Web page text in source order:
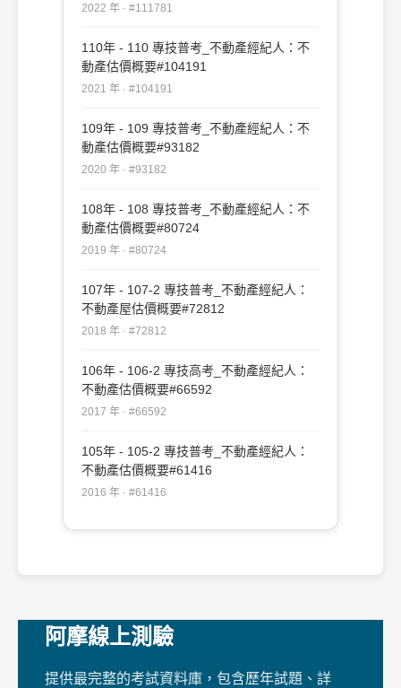
2022 年 · #111781
110年 - 110 專技普考_不動產經紀人：不
動產估價概要#104191
2021 年 · #104191
109年 - 109 專技普考_不動產經紀人：不
動產估價概要#93182
2020 年 · #93182
108年 - 108 專技普考_不動產經紀人：不
動產估價概要#80724
2019 年 · #80724
107年 - 107-2 專技普考_不動產經紀人：
不動產屋估價概要#72812
2018 年 · #72812
106年 - 106-2 專技高考_不動產經紀人：
不動產估價概要#66592
2017 年 · #66592
105年 - 105-2 專技普考_不動產經紀人：
不動產估價概要#61416
2016 年 · #61416
阿摩線上測驗
提供最完整的考試資料庫，包含歷年試題、詳